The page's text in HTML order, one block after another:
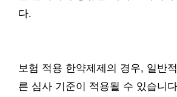
다.
보험 적용 한약제제의 경우, 일반
른 심사 기준이 적용될 수 있습니